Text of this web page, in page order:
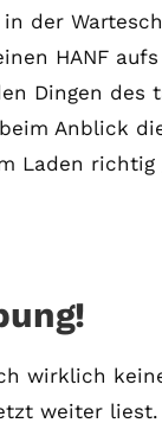
der
HANF
Dingen des
Anblick
Laden
wirklich
weiter liest.